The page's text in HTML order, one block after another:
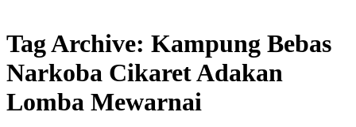
Tag Archive: Kampung Bebas
Narkoba Cikaret Adakan
Lomba Mewarnai